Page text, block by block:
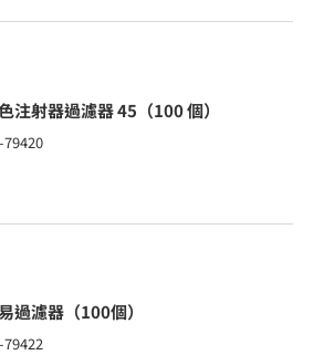
注射器過濾器 45（100 個）
79420
過濾器（100個）
79422